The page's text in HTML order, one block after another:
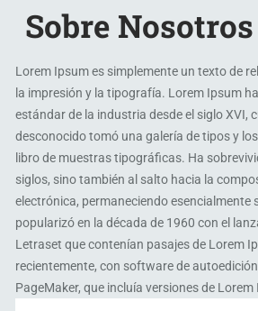
Sobre Nosotros
Lorem Ipsum es simplemente un texto de
la impresión y la tipografía. Lorem Ipsum
estándar de la industria desde el siglo XVI,
desconocido tomó una galería de tipos y
libro de muestras tipográficas. Ha
siglos, sino también al salto hacia la
electrónica, permaneciendo esencialmente
popularizó en la década de 1960 con el
Letraset que contenían pasajes de Lorem
recientemente, con software de
PageMaker, que incluía versiones de Lorem